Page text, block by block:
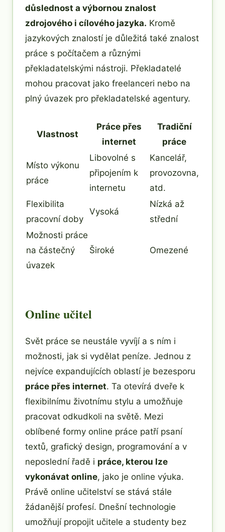
důslednost a výbornou znalost
zdrojového i cílového jazyka. Kromě
jazykových znalostí je důležitá také znalost
práce s počítačem a různými
překladatelskými nástroji. Překladatelé
mohou pracovat jako freelanceri nebo na
plný úvazek pro překladatelské agentury.
Vlastnost
Práce přes
internet
Tradiční
práce
Místo výkonu
práce
Libovolné s
připojením k
internetu
Kancelář,
provozovna,
atd.
Flexibilita
pracovní doby
Vysoká
Nízká až
střední
Možnosti práce
na částečný
úvazek
Široké Omezené
Online učitel
Svět práce se neustále vyvíjí a s ním i
možnosti, jak si vydělat peníze. Jednou z
nejvíce expandujících oblastí je bezesporu
práce přes internet. Ta otevírá dveře k
flexibilnímu životnímu stylu a umožňuje
pracovat odkudkoli na světě. Mezi
oblíbené formy online práce patří psaní
textů, grafický design, programování a v
neposlední řadě i práce, kterou lze
vykonávat online, jako je online výuka.
Právě online učitelství se stává stále
žádanější profesí. Dnešní technologie
umožňují propojit učitele a studenty bez